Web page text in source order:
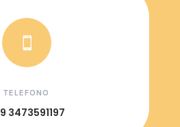

TELEFONO
3473591197